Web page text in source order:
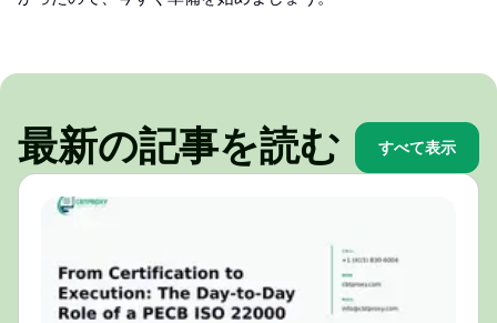
最新の記事を読む すべて表示